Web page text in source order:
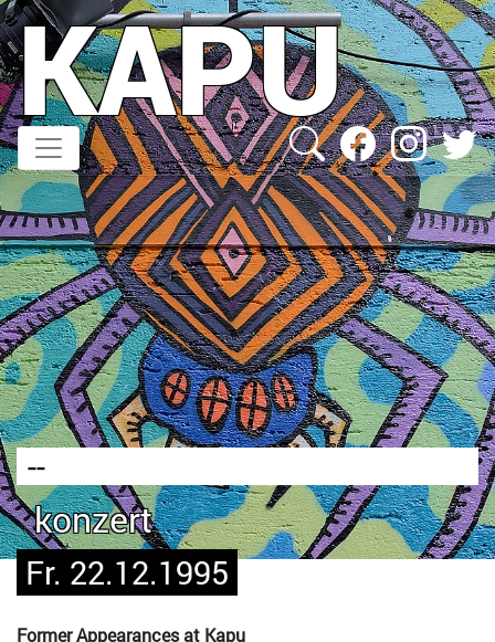
Direkt
zum
Inhalt
KAPU
--
konzert
Fr. 22.12.1995
Former Appearances at Kapu